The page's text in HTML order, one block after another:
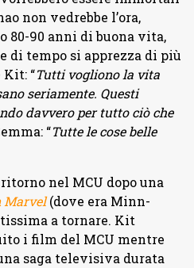
non vedrebbe l’ora,
80-90 anni di buona vita,
di tempo si apprezza di più
Kit: “Tutti vogliono la vita
seriamente. Questi
davvero per tutto ciò che
“Tutte le cose belle
nel MCU dopo una
Marvel(dove era Minn-
a tornare. Kit
i film del MCU mentre
saga televisiva durata